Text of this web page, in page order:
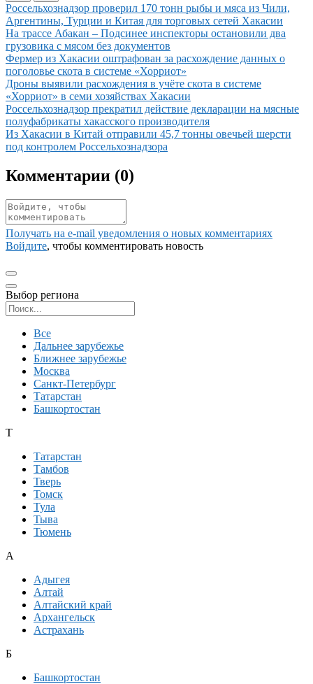
Иллюстрация новости
Россельхознадзор проверил 170 тонн рыбы и мяса из Чили,
Аргентины, Турции и Китая для торговых сетей Хакасии
Иллюстрация новости
На трассе Абакан – Подсинее инспекторы остановили два
грузовика с мясом без документов
Иллюстрация новости
Фермер из Хакасии оштрафован за расхождение данных о
поголовье скота в системе «Хорриот»
Иллюстрация новости
Дроны выявили расхождения в учёте скота в системе
«Хорриот» в семи хозяйствах Хакасии
Иллюстрация новости
Россельхознадзор прекратил действие декларации на мясные
полуфабрикаты хакасского производителя
Иллюстрация новости
Из Хакасии в Китай отправили 45,7 тонны овечьей шерсти
под контролем Россельхознадзора
Комментарии (0)
Получать на e‑mail уведомления о новых комментариях
Войдите, чтобы комментировать новость
Выбор региона
Все
Дальнее зарубежье
Ближнее зарубежье
Москва
Санкт-Петербург
Татарстан
Башкортостан
Т
Татарстан
Тамбов
Тверь
Томск
Тула
Тыва
Тюмень
А
Адыгея
Алтай
Алтайский край
Архангельск
Астрахань
Б
Башкортостан